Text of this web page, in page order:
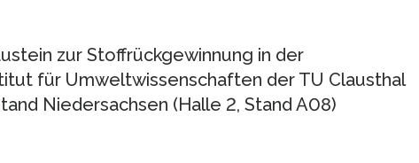
zur Stoffrückgewinnung in der
für Umweltwissenschaften der TU Clausthal
Niedersachsen (Halle 2, Stand A08)